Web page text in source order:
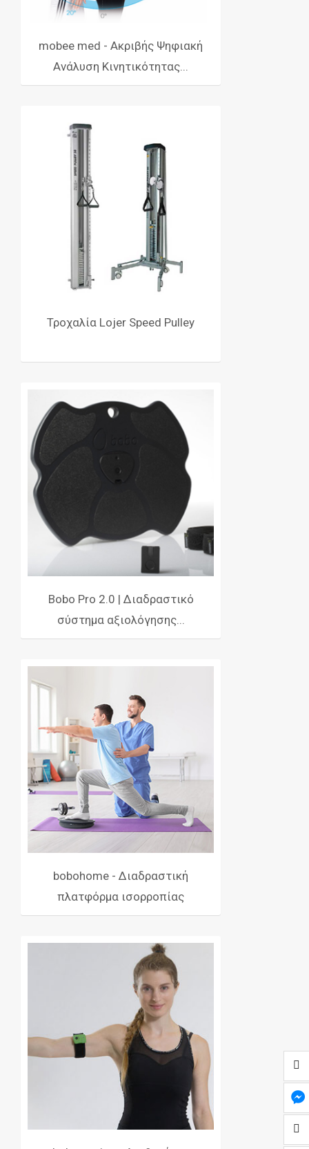
mobee med - Ακριβής Ψηφιακή
Ανάλυση Κινητικότητας...
Τροχαλία Lojer Speed Pulley
Bobo Pro 2.0 | Διαδραστικό
σύστημα αξιολόγησης...
bobohome - Διαδραστική
πλατφόρμα ισορροπίας